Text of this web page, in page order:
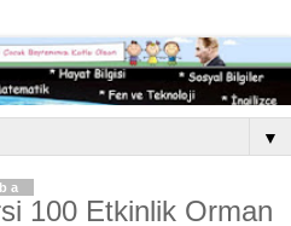
▼
100 Etkinlik Orman